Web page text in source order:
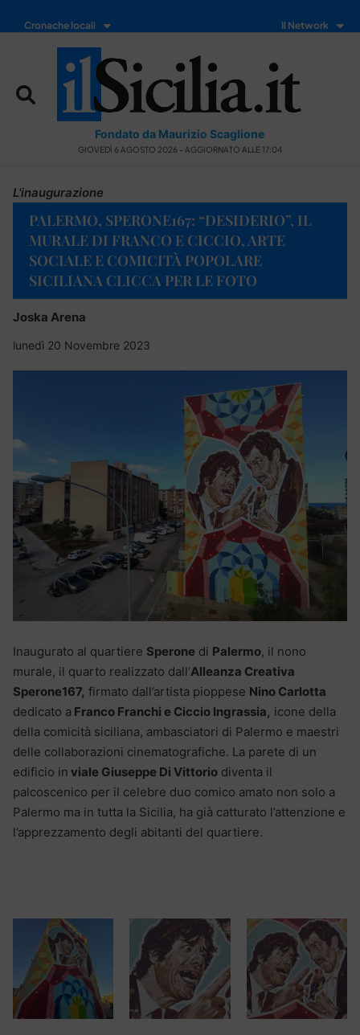
Cronache locali Il Network
Fondato da Maurizio Scaglione
GIOVEDÌ 6 AGOSTO 2026 - AGGIORNATO ALLE 17:04
L'inaugurazione
PALERMO, SPERONE167: “DESIDERIO”, IL
MURALE DI FRANCO E CICCIO, ARTE
SOCIALE E COMICITÀ POPOLARE
SICILIANA CLICCA PER LE FOTO
Joska Arena
lunedì 20 Novembre 2023
Inaugurato al quartiere Sperone di Palermo, il nono
murale, il quarto realizzato dall’Alleanza Creativa
Sperone167, firmato dall’artista pioppese Nino Carlotta
dedicato a Franco Franchi e Ciccio Ingrassia, icone della
della comicità siciliana, ambasciatori di Palermo e maestri
delle collaborazioni cinematografiche. La parete di un
edificio in viale Giuseppe Di Vittorio diventa il
palcoscenico per il celebre duo comico amato non solo a
Palermo ma in tutta la Sicilia, ha già catturato l’attenzione e
l’apprezzamento degli abitanti del quartiere.